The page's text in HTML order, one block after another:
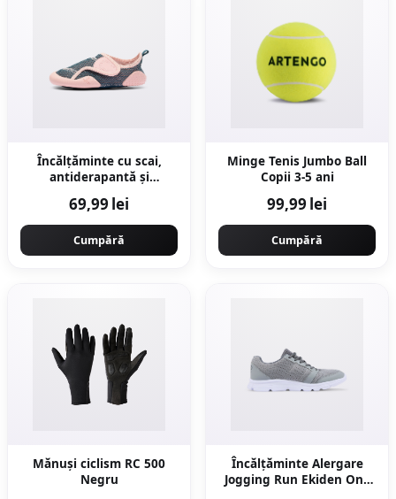
Încălțăminte cu scai,
antiderapantă și
bebeluși
69,99 lei
Cumpără
Minge Tenis Jumbo Ball
Copii 3-5 ani
99,99 lei
Cumpără
Mănuşi ciclism RC 500
Negru
Încălțăminte Alergare
Jogging Run Ekiden One